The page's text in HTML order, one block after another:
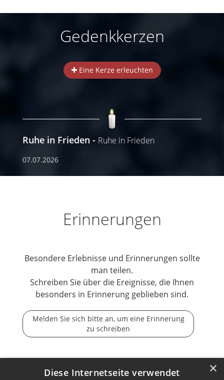
Gedenkkerzen
Eine Kerze erleuchten
Ruhe in Frieden Ruhe in Frieden
07.07.2026
Erinnerungen
Besondere Erlebnisse und Erinnerungen sollte
man teilen.
Schreiben Sie über die Ereignisse, die Ihnen
besonders in Erinnerung geblieben sind.
Melden Sie sich bitte an, um eine Erinnerung
zu schreiben
×
Diese Internetseite verwendet